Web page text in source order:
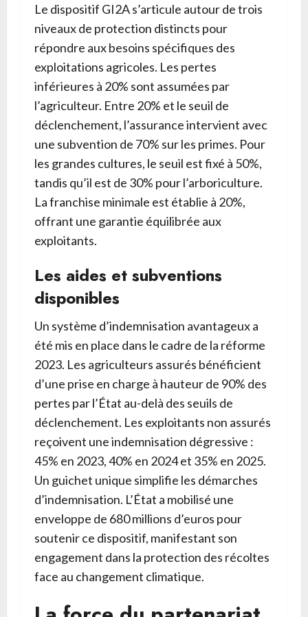
Le dispositif GI2A s’articule autour de trois
niveaux de protection distincts pour
répondre aux besoins spécifiques des
exploitations agricoles. Les pertes
inférieures à 20% sont assumées par
l’agriculteur. Entre 20% et le seuil de
déclenchement, l’assurance intervient avec
une subvention de 70% sur les primes. Pour
les grandes cultures, le seuil est fixé à 50%,
tandis qu’il est de 30% pour l’arboriculture.
La franchise minimale est établie à 20%,
offrant une garantie équilibrée aux
exploitants.
Les aides et subventions
disponibles
Un système d’indemnisation avantageux a
été mis en place dans le cadre de la réforme
2023. Les agriculteurs assurés bénéficient
d’une prise en charge à hauteur de 90% des
pertes par l’État au-delà des seuils de
déclenchement. Les exploitants non assurés
reçoivent une indemnisation dégressive :
45% en 2023, 40% en 2024 et 35% en 2025.
Un guichet unique simplifie les démarches
d’indemnisation. L’État a mobilisé une
enveloppe de 680 millions d’euros pour
soutenir ce dispositif, manifestant son
engagement dans la protection des récoltes
face au changement climatique.